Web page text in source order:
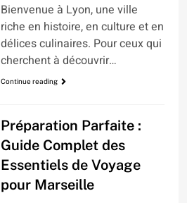
Bienvenue à Lyon, une ville
riche en histoire, en culture et en
délices culinaires. Pour ceux qui
cherchent à découvrir…
Continue reading
Préparation Parfaite :
Guide Complet des
Essentiels de Voyage
pour Marseille